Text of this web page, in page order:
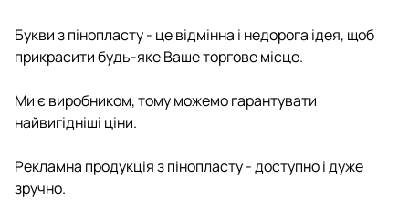
Букви з пінопласту - це відмінна і недорога ідея, щоб
прикрасити будь-яке Ваше торгове місце.
Ми є виробником, тому можемо гарантувати
найвигідніші ціни.
Рекламна продукція з пінопласту - доступно і дуже
зручно.